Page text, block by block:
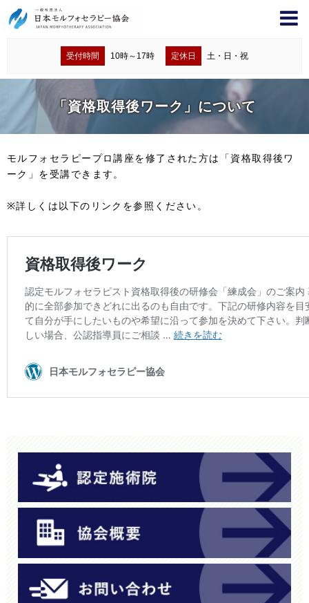
受付時間 10時～17時 定休日 土・日・祝
「資格取得後ワーク」について
モルフォセラピープロ講座を修了された方は「資格取得後ワ
ーク」を受講できます。
※詳しくは以下のリンクを参照ください。